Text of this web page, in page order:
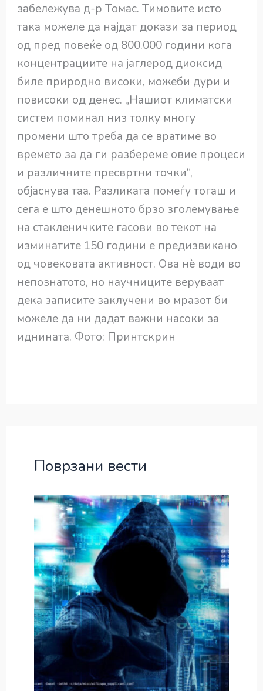
забележува д-р Томас. Тимовите исто
така можеле да најдат докази за период
од пред повеќе од 800.000 години кога
концентрациите на јаглерод диоксид
биле природно високи, можеби дури и
повисоки од денес. „Нашиот климатски
систем поминал низ толку многу
промени што треба да се вратиме во
времето за да ги разбереме овие процеси
и различните пресвртни точки“,
објаснува таа. Разликата помеѓу тогаш и
сега е што денешното брзо зголемување
на стакленичките гасови во текот на
изминатите 150 години е предизвикано
од човековата активност. Ова нè води во
непознатото, но научниците веруваат
дека записите заклучени во мразот би
можеле да ни дадат важни насоки за
иднината. Фото: Принтскрин
Поврзани вести